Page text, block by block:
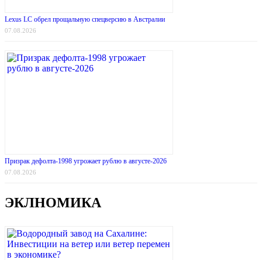
Lexus LC обрел прощальную спецверсию в Австралии
07.08.2026
Призрак дефолта-1998 угрожает рублю в августе-2026
07.08.2026
ЭКЛНОМИКА